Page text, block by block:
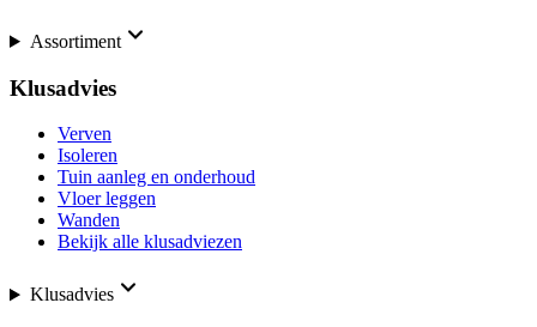
Assortiment
Klusadvies
Verven
Isoleren
Tuin aanleg en onderhoud
Vloer leggen
Wanden
Bekijk alle klusadviezen
Klusadvies